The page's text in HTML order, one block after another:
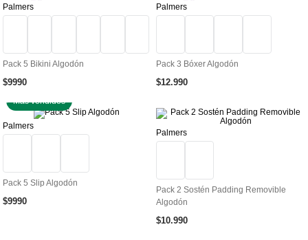
Palmers
Pack 5 Bikini Algodón
$9990
Palmers
Pack 3 Bóxer Algodón
$12.990
Más vendidos
Palmers
Pack 5 Slip Algodón
$9990
Palmers
Pack 2 Sostén Padding Removible
Algodón
$10.990